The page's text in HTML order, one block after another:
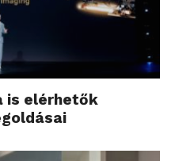
is elérhetők